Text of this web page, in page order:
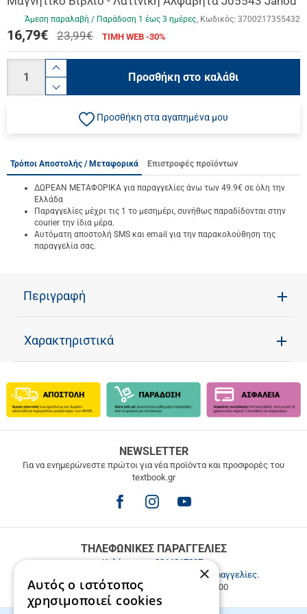
Άμεση παραλαβή / Παράδoση 1 έως 3 ημέρες Κωδικός: 3700217355432
16,79€ 23,99€ ΤΙΜΗ WEB -30%
product.increase.quantity
product.decrease.quantity
Προσθήκη στο καλάθι
Προσθήκη στα αγαπημένα μου
Τρόποι Αποστολής / Μεταφορικά Επιστροφές προϊόντων
ΔΩΡΕΑΝ ΜΕΤΑΦΟΡΙΚΑ για παραγγελίες άνω των 49.9€ σε όλη την
Ελλάδα
Παραγγελίες μέχρι τις 1 το μεσημέρι, συνήθως παραδίδονται στην
courier την ίδια μέρα.
Αυτόματη αποστολή SMS και email για την παρακολούθηση της
παραγγελία σας.
Περιγραφή
Χαρακτηριστικά
ΜΕΤΑΦΟΡΙΚΑ
άνω
NEWSLETTER
Για να ενημερώνεστε πρώτοι για νέα προϊόντα και προσφορές του
textbook.gr
ΤΗΛΕΦΩΝΙΚΕΣ ΠΑΡΑΓΓΕΛΙΕΣ
Καλέστε μας2811217297.
Εξυπηρέτηση πελατών & τηλεφωνικές παραγγελίες.
Δευ. - Παρ. 9:00-17:00, Σάβ. 9:00-15:00
×
Αυτός ο ιστότοπος
χρησιμοποιεί cookies